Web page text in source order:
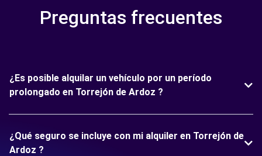
Preguntas frecuentes
¿Es posible alquilar un vehículo por un período
prolongado en Torrejón de Ardoz ?
¿Qué seguro se incluye con mi alquiler en Torrejón de
Ardoz ?